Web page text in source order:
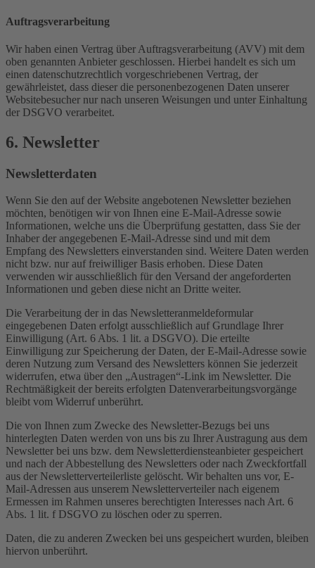
Auftragsverarbeitung
Wir haben einen Vertrag über Auftragsverarbeitung (AVV) mit dem
oben genannten Anbieter geschlossen. Hierbei handelt es sich um
einen datenschutzrechtlich vorgeschriebenen Vertrag, der
gewährleistet, dass dieser die personenbezogenen Daten unserer
Websitebesucher nur nach unseren Weisungen und unter Einhaltung
der DSGVO verarbeitet.
6. Newsletter
Newsletter­daten
Wenn Sie den auf der Website angebotenen Newsletter beziehen
möchten, benötigen wir von Ihnen eine E-Mail-Adresse sowie
Informationen, welche uns die Überprüfung gestatten, dass Sie der
Inhaber der angegebenen E-Mail-Adresse sind und mit dem
Empfang des Newsletters einverstanden sind. Weitere Daten werden
nicht bzw. nur auf freiwilliger Basis erhoben. Diese Daten
verwenden wir ausschließlich für den Versand der angeforderten
Informationen und geben diese nicht an Dritte weiter.
Die Verarbeitung der in das Newsletteranmeldeformular
eingegebenen Daten erfolgt ausschließlich auf Grundlage Ihrer
Einwilligung (Art. 6 Abs. 1 lit. a DSGVO). Die erteilte
Einwilligung zur Speicherung der Daten, der E-Mail-Adresse sowie
deren Nutzung zum Versand des Newsletters können Sie jederzeit
widerrufen, etwa über den „Austragen“-Link im Newsletter. Die
Rechtmäßigkeit der bereits erfolgten Datenverarbeitungsvorgänge
bleibt vom Widerruf unberührt.
Die von Ihnen zum Zwecke des Newsletter-Bezugs bei uns
hinterlegten Daten werden von uns bis zu Ihrer Austragung aus dem
Newsletter bei uns bzw. dem Newsletterdiensteanbieter gespeichert
und nach der Abbestellung des Newsletters oder nach Zweckfortfall
aus der Newsletterverteilerliste gelöscht. Wir behalten uns vor, E-
Mail-Adressen aus unserem Newsletterverteiler nach eigenem
Ermessen im Rahmen unseres berechtigten Interesses nach Art. 6
Abs. 1 lit. f DSGVO zu löschen oder zu sperren.
Daten, die zu anderen Zwecken bei uns gespeichert wurden, bleiben
hiervon unberührt.